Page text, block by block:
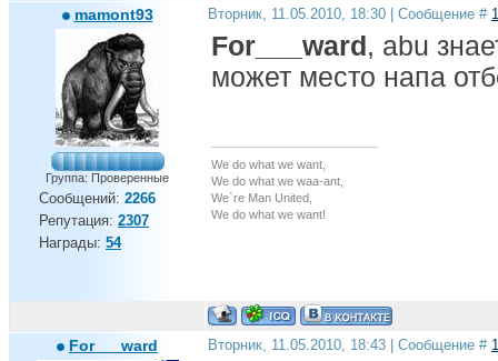
Самая крутая для соперников подстава,
В воротах вместо Юры - Малафеев Слава
Забивай, сколько получится!
Никчему пальцы раскидывать,
Никому с нами не справиться!
Рождены, чтобы выигрывать!
Мы - Зенит, и нам это нравится!
mamont93
Группа: Проверенные
Сообщений: 2266
Репутация: 2307
Награды: 54
Вторник, 11.05.2010, 18:30 | Сообщение #
For___ward , abu
может место напа
We do what we want,
We do what we waa-ant,
We`re Man United,
We do what we want!
For___ward Вторник, 11.05.2010, 18:43 | Сообщение #